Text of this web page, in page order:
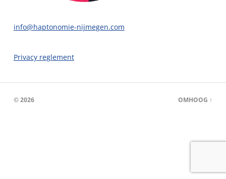
info@haptonomie-nijmegen.com
Privacy reglement
© 2026 OMHOOG ↑